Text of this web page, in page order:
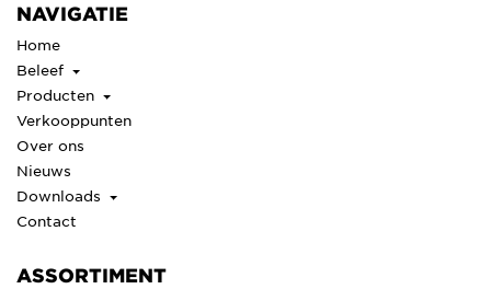
NAVIGATIE
Home
Beleef
Producten
Verkooppunten
Over ons
Nieuws
Downloads
Contact
ASSORTIMENT